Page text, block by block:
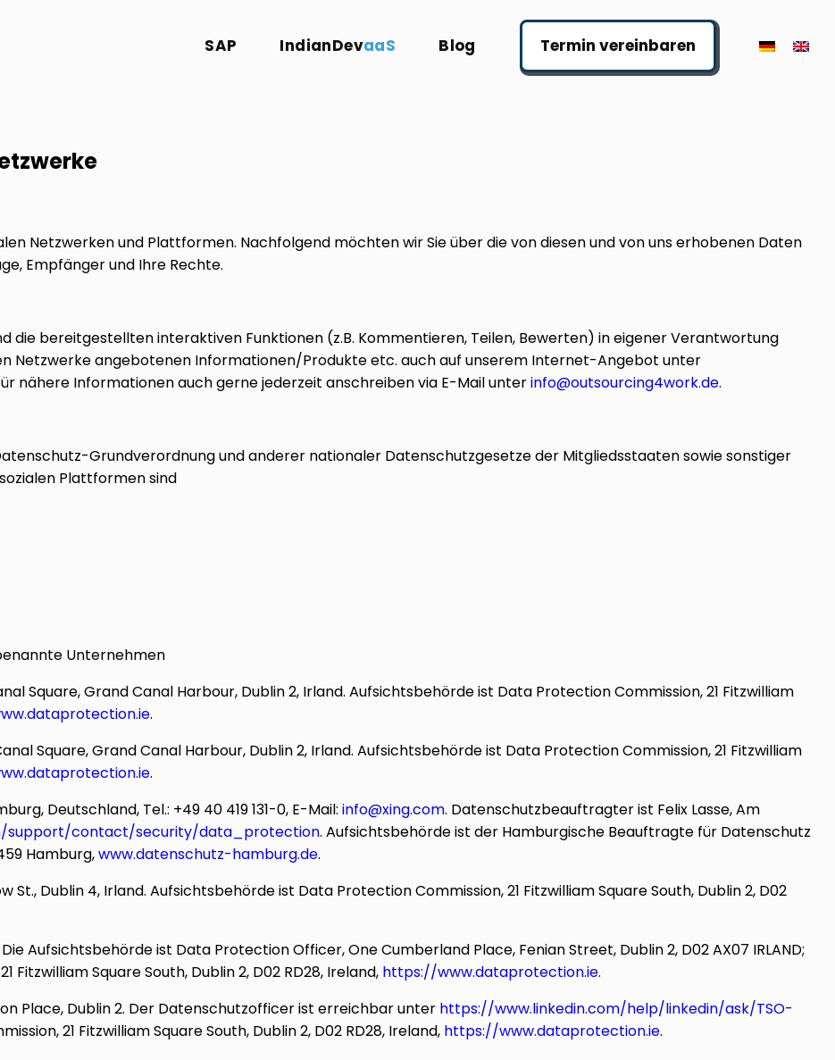
SAP IndianDevaaS Blog Termin vereinbaren
Netzwerken und Plattformen. Nachfolgend möchten wir Sie über die von diesen und von uns erhobenen Daten
Empfänger und Ihre Rechte.
die bereitgestellten interaktiven Funktionen (z.B. Kommentieren, Teilen, Bewerten) in eigener Verantwortung
Netzwerke angebotenen Informationen/Produkte etc. auch auf unserem Internet-Angebot unter
nähere Informationen auch gerne jederzeit anschreiben via E-Mail unterinfo@outsourcing4work.de.
Grundverordnung und anderer nationaler Datenschutzgesetze der Mitgliedsstaaten sowie sonstiger
Plattformen sind
Unternehmen
Square, Grand Canal Harbour, Dublin 2, Irland. Aufsichtsbehörde ist Data Protection Commission, 21 Fitzwilliam
.
Square, Grand Canal Harbour, Dublin 2, Irland. Aufsichtsbehörde ist Data Protection Commission, 21 Fitzwilliam
.
Deutschland, Tel.: +49 40 419 131-0, E-Mail: info@xing.com. Datenschutzbeauftragter ist Felix Lasse, Am
support/contact/security/data_protection. Aufsichtsbehörde ist der Hamburgische Beauftragte für Datenschutz
Hamburg,www.datenschutz-hamburg.de.
St., Dublin 4, Irland. Aufsichtsbehörde ist Data Protection Commission, 21 Fitzwilliam Square South, Dublin 2, D02
Aufsichtsbehörde ist Data Protection Officer, One Cumberland Place, Fenian Street, Dublin 2, D02 AX07 IRLAND;
Square South, Dublin 2, D02 RD28, Ireland, https://www.dataprotection.ie.
Place, Dublin 2. Der Datenschutzofficer ist erreichbar unter https://www.linkedin.com/help/linkedin/ask/TSO-
21 Fitzwilliam Square South, Dublin 2, D02 RD28, Ireland, https://www.dataprotection.ie.